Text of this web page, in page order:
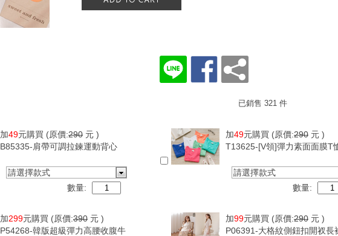
已銷售 321 件
加49元購買 (原價:290 元 )
B85335-肩帶可調拉鍊運動背心
請選擇款式
數量:
加49元購買 (原價:290 元 )
T13625-[V領]彈力素面面膜T
請選擇款式
數量:
加299元購買 (原價:390 元 )
P54268-韓版超級彈力高腰收腹牛
加99元購買 (原價:290 元 )
P06391-大格紋側鈕扣開衩長